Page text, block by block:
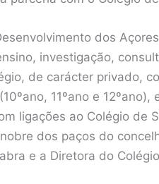
dos
investigação,
de carácter privado,
11ºano e
ligações ao Colégio de
dos paços do
e a Diretora do